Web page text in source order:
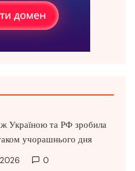
Україною та РФ зробила
учорашнього дня
0